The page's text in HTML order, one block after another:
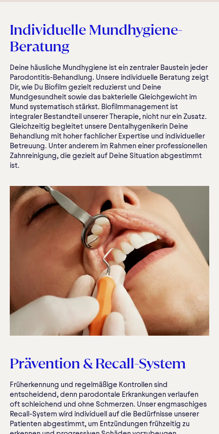
Individuelle Mundhygiene-
Beratung
Deine häusliche Mundhygiene ist ein zentraler Baustein jeder
Parodontitis-Behandlung. Unsere individuelle Beratung zeigt
Dir, wie Du Biofilm gezielt reduzierst und Deine
Mundgesundheit sowie das bakterielle Gleichgewicht im
Mund systematisch stärkst. Biofilmmanagement ist
integraler Bestandteil unserer Therapie, nicht nur ein Zusatz.
Gleichzeitig begleitet unsere Dentalhygenikerin Deine
Behandlung mit hoher fachlicher Expertise und individueller
Betreuung. Unter anderem im Rahmen einer professionellen
Zahnreinigung, die gezielt auf Deine Situation abgestimmt
ist.
Prävention & Recall-System
Früherkennung und regelmäßige Kontrollen sind
entscheidend, denn parodontale Erkrankungen verlaufen
oft schleichend und ohne Schmerzen. Unser engmaschiges
Recall-System wird individuell auf die Bedürfnisse unserer
Patienten abgestimmt, um Entzündungen frühzeitig zu